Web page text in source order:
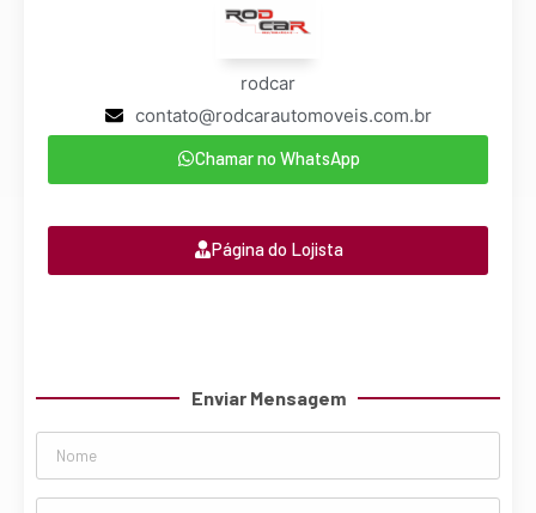
rodcar
contato@rodcarautomoveis.com.br
Chamar no WhatsApp
Página do Lojista
Enviar Mensagem